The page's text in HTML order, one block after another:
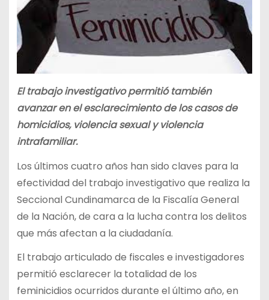
El trabajo investigativo permitió también
avanzar en el esclarecimiento de los casos de
homicidios, violencia sexual y violencia
intrafamiliar.
Los últimos cuatro años han sido claves para la
efectividad del trabajo investigativo que realiza la
Seccional Cundinamarca de la Fiscalía General
de la Nación, de cara a la lucha contra los delitos
que más afectan a la ciudadanía.
El trabajo articulado de fiscales e investigadores
permitió esclarecer la totalidad de los
feminicidios ocurridos durante el último año, en